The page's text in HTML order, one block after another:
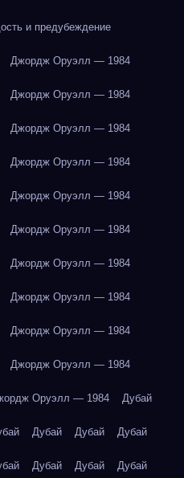
и предубеждение
Джордж Оруэлл — 1984
Джордж Оруэлл — 1984
Джордж Оруэлл — 1984
Джордж Оруэлл — 1984
Джордж Оруэлл — 1984
Джордж Оруэлл — 1984
Джордж Оруэлл — 1984
Джордж Оруэлл — 1984
Джордж Оруэлл — 1984
Джордж Оруэлл — 1984
Оруэлл — 1984 Дубай
Дубай Дубай Дубай
Дубай Дубай Дубай